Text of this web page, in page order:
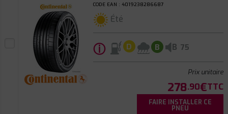
CODE EAN : 4019238286687
Été
ⓘ D B B 75
Prix unitaire
278.90€TTC
FAIRE INSTALLER CE
PNEU